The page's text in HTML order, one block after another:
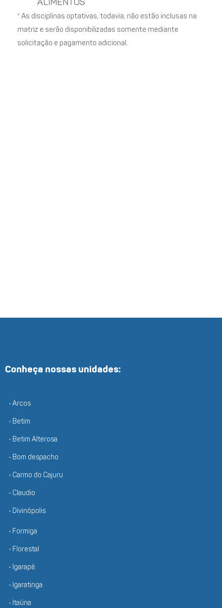
* As disciplinas optativas, todavia, não estão inclusas na
matriz e serão disponibilizadas somente mediante
solicitação e pagamento adicional.
Conheça nossas unidades:
• Arcos
• Betim
• Betim Alterosa
• Bom despacho
• Carmo do Cajuru
• Claudio
• Divinópolis
• Formiga
• Florestal
• Igarapé
• Igaratinga
• Itaúna